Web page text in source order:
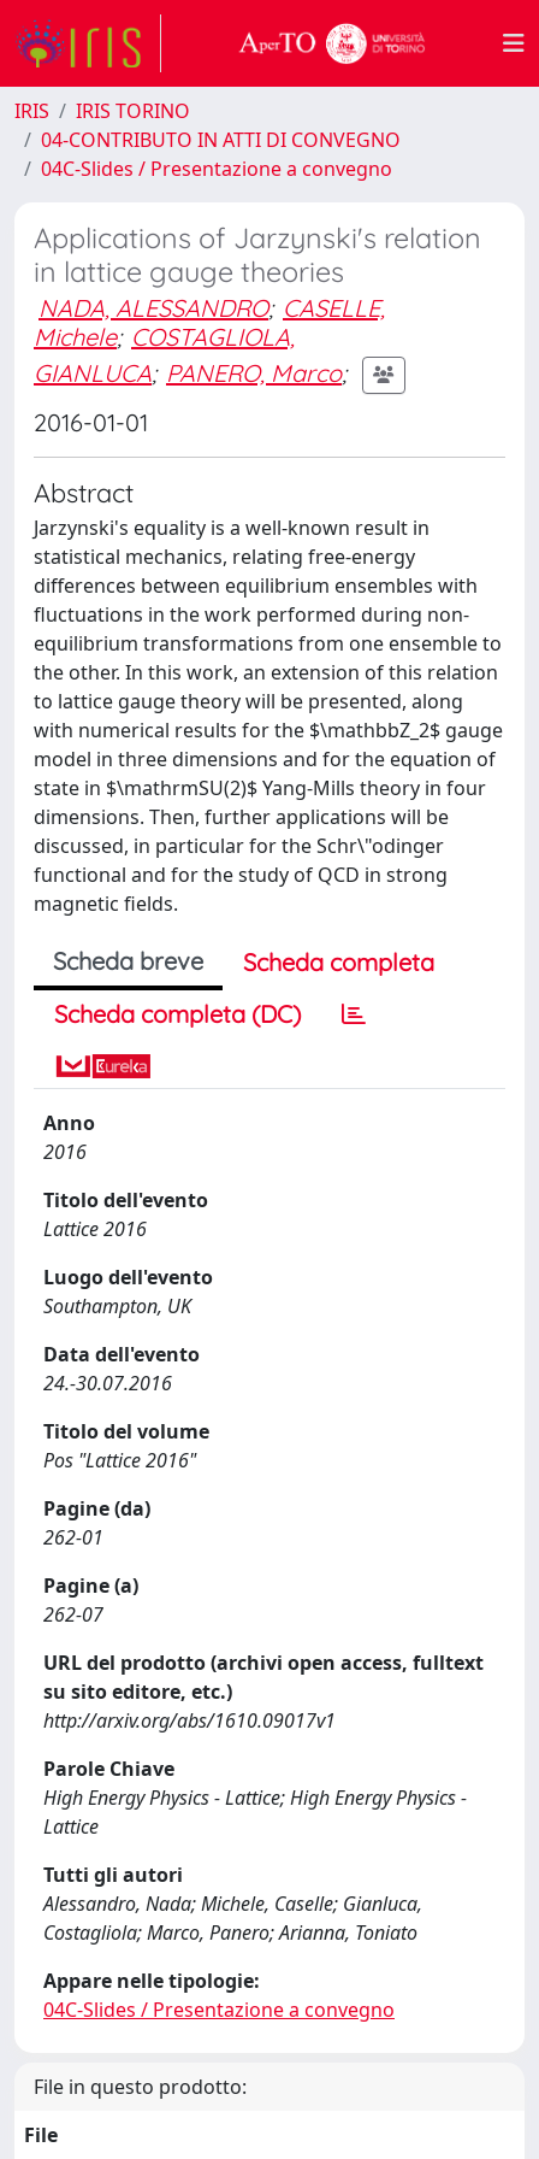
IRIS
IRIS TORINO
04-CONTRIBUTO IN ATTI DI CONVEGNO
04C-Slides / Presentazione a convegno
Applications of Jarzynski's relation
in lattice gauge theories
NADA, ALESSANDRO; CASELLE,
Michele; COSTAGLIOLA,
GIANLUCA; PANERO, Marco;
2016-01-01
Abstract
Jarzynski's equality is a well-known result in
statistical mechanics, relating free-energy
differences between equilibrium ensembles with
fluctuations in the work performed during non-
equilibrium transformations from one ensemble to
the other. In this work, an extension of this relation
to lattice gauge theory will be presented, along
with numerical results for the $\mathbbZ_2$ gauge
model in three dimensions and for the equation of
state in $\mathrmSU(2)$ Yang-Mills theory in four
dimensions. Then, further applications will be
discussed, in particular for the Schr\"odinger
functional and for the study of QCD in strong
magnetic fields.
Scheda breve
Scheda completa
Scheda completa (DC)
Anno
2016
Titolo dell'evento
Lattice 2016
Luogo dell'evento
Southampton, UK
Data dell'evento
24.-30.07.2016
Titolo del volume
Pos "Lattice 2016"
Pagine (da)
262-01
Pagine (a)
262-07
URL del prodotto (archivi open access, fulltext
su sito editore, etc.)
http://arxiv.org/abs/1610.09017v1
Parole Chiave
High Energy Physics - Lattice; High Energy Physics -
Lattice
Tutti gli autori
Alessandro, Nada; Michele, Caselle; Gianluca,
Costagliola; Marco, Panero; Arianna, Toniato
Appare nelle tipologie:
04C-Slides / Presentazione a convegno
File in questo prodotto:
File